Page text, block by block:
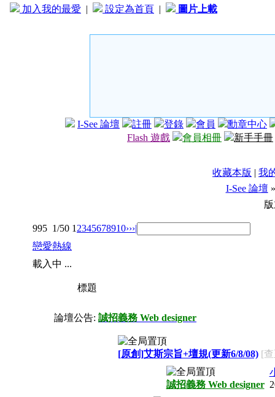
加入我的最愛 | 設定為首頁 | 圖片上載
I-See 論壇 註冊 登錄 會員
勳章中心
Flash 遊戲
會員相冊 新手手冊
收藏本版 | 我
I-See 論壇
995 1/50 1 2345678910›››|
戀愛熱線
載入中 ...
標題
論壇公告: 誠招義務 Web designer
[原創]艾斯宗旨+壇規(更新6/8/08) [
誠招義務 Web designer